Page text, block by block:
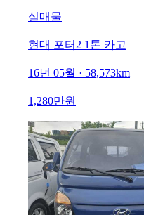
실매물
현대 포터2 1톤 카고
16년 05월 · 58,573km
1,280만원